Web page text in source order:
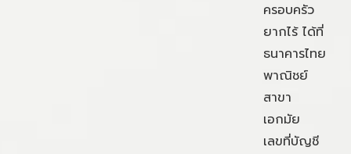
ครอบครัว
ยากไร้ ได้ที่
ธนาคารไทย
พาณิชย์
สาขา
เอกมัย
เลขที่บัญชี